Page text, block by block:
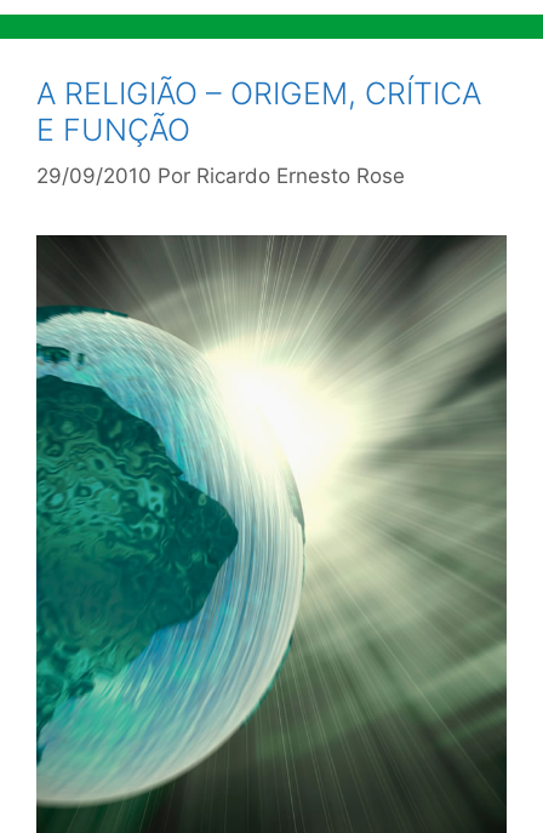
A RELIGIÃO – ORIGEM, CRÍTICA
E FUNÇÃO
29/09/2010 Por Ricardo Ernesto Rose